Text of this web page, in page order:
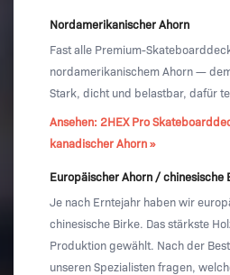
Nordamerikanischer Ahorn
Fast alle Premium-
nordamerikanischem Ahorn —
Stark, dicht und belastbar, dafür
Ansehen: 2HEX Pro
kanadischer Ahorn »
Europäischer Ahorn / chinesische
Je nach Erntejahr haben wir
chinesische Birke. Das stärkste
Produktion gewählt. Nach der
unseren Spezialisten fragen,